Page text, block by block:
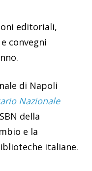
editoriali,
convegni
di Napoli
Nazionale
della
e la
italiane.